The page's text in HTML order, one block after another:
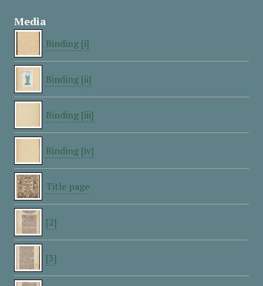
Media
Binding [i]
Binding [ii]
Binding [iii]
Binding [iv]
Title page
[2]
[3]